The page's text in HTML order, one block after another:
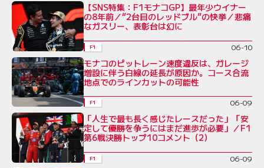
【SNS特集：F1モナコGP】最年少ウイナー
の8年前／“2台目のレッドブル”の快挙／悲痛
なガスリー、表彰台は幻に
F1 06-10
モナコのピットレーン速度違反は、ガレージ
増設に伴う白線の延長が原因か。コース合流
地点でのラインカットの可能性
F1 06-09
「人生で最も長く感じたレースだった」「安
定して優勝を争うにはまだ進歩が必要」／F1
第6戦決勝トップ10コメント（2）
F1 06-09